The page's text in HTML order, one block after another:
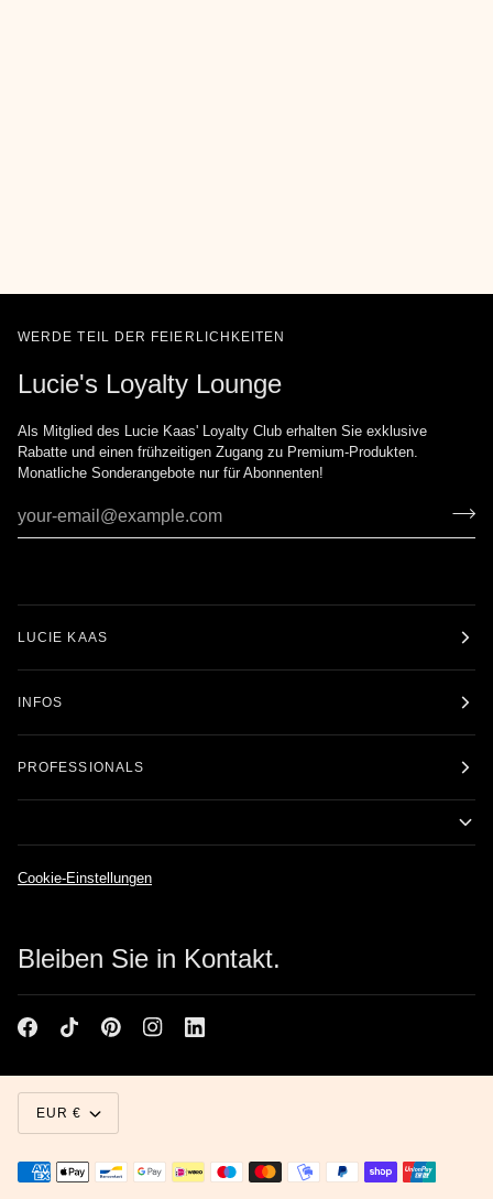
WERDE TEIL DER FEIERLICHKEITEN
Lucie's Loyalty Lounge
Als Mitglied des Lucie Kaas' Loyalty Club erhalten Sie exklusive
Rabatte und einen frühzeitigen Zugang zu Premium-Produkten.
Monatliche Sonderangebote nur für Abonnenten!
LUCIE KAAS
INFOS
PROFESSIONALS
Cookie-Einstellungen
Bleiben Sie in Kontakt.
Währung
EUR €